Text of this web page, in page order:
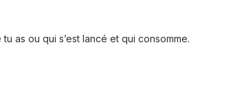
as ou qui s’est lancé et qui consomme.